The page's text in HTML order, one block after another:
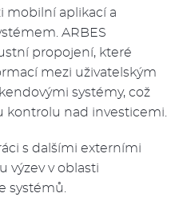
mobilní aplikací a
ARBES
propojení, které
mezi uživatelským
systémy, což
nad investicemi.
s dalšími externími
výzev v oblasti
systémů.